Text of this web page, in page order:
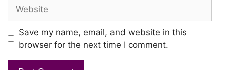
Ipothu vaadhaadu eppothum poraadu
Paattu paadi panjam theeraathu
Save my name, email, and website in this
browser for the next time I comment.